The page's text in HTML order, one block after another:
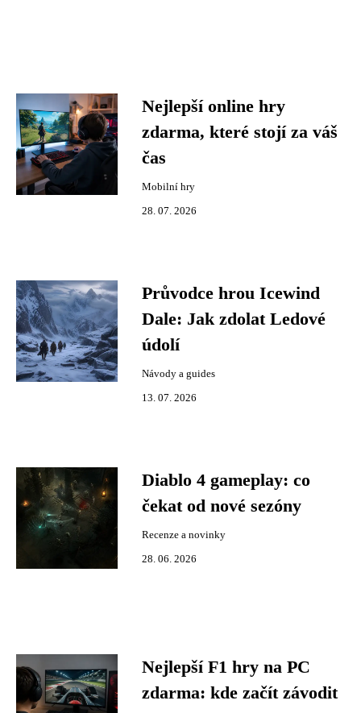
Nejlepší online hry
zdarma, které stojí za váš
čas
Mobilní hry
28. 07. 2026
Průvodce hrou Icewind
Dale: Jak zdolat Ledové
údolí
Návody a guides
13. 07. 2026
Diablo 4 gameplay: co
čekat od nové sezóny
Recenze a novinky
28. 06. 2026
Nejlepší F1 hry na PC
zdarma: kde začít závodit